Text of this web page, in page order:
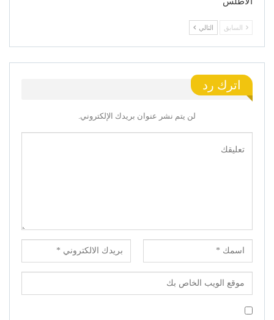
السابق التالي
اترك رد
لن يتم نشر عنوان بريدك الإلكتروني.